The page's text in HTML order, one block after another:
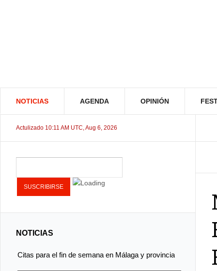
NOTICIAS AGENDA OPINIÓN
Actulizado 10:11 AM UTC, Aug 6, 2026
NOTICIAS
Citas para el fin de semana en Málaga y provincia